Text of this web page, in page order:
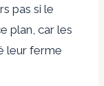
pas si le
plan, car les
leur ferme